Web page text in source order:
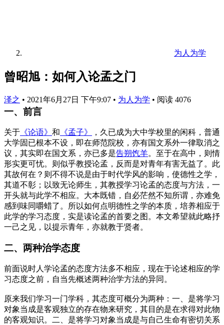
为人为学
曾昭旭：如何入论孟之门
泽之 • 2021年6月27日 下午9:07 • 为人为学 • 阅读 4076
一、前言
关于 《论语》 和 《孟子》
，久已成为大中学校里的闲科，普通
大学固已根本不设，即在师范院校，亦有国文系外一律取消之
议，其实即在国文系，亦已多是告朔饩羊。至于在高中，则情
形实更可忧。则似乎教授论孟，反而是对青年有害无益了。此
其故何在？则不得不说是由于时代学风的影响，使德性之学，
其道不彰；以致无论师生，其教授学习论孟的态度与方法，一
开头就与此学不相应。大本既错，自必茫然不知所谓，亦难免
感到味同嚼蜡了。所以如何点明德性之学的本质，培养相应于
此学的学习态度，实是读论孟的首要之图。本文希望就此略抒
一己之见，以提示青年，亦就教于贤者。
二、两种治学态度
前面说时人学论孟的态度方法多不相应，现在于论述相应的学
习态度之前，自当先概述两种治学方法的异同。
原来我们学习一门学科，其态度可概分为两种：一、是将学习
对象当成是客观独立的存在物来研究，其目的是在求得对此物
的客观知识。二、是将学习对象当成是与自己生命有密切关系